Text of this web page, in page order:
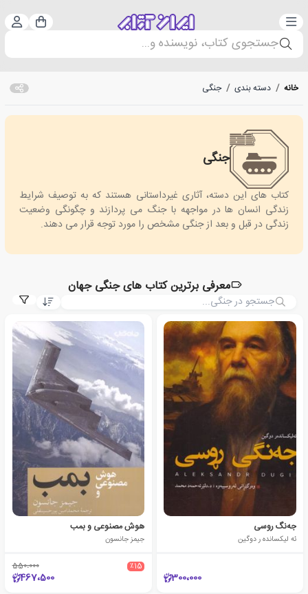
دسته‌بندی سبد
جستجوی کتاب، نویسنده و...
خانه / دسته بندی / جنگی
جنگی
War
کتاب های این دسته، آثاری غیرداستانی هستند که به توصیف شرایط
زندگی انسان ها در مواجهه با جنگ می پردازند و چگونگی وضعیت
زندگی در قبل و بعد از جنگی مشخص را مورد توجه قرار می دهند.
معرفی برترین کتاب های جنگی جهان
جه‌نگ روسی
ئه لیکسانده ر دوگین
300،000
هوش مصنوعی و بمب
جیمز جانسون
٪15 550،000
467،500